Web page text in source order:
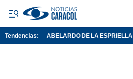
Tendencias: ABELARDO DE LA ESPRIELLA